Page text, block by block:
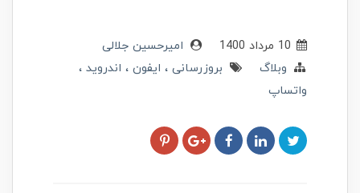
امیرحسین جلالی
وبلاگ
بروزرسانی ایفون
اندروید
واتساپ